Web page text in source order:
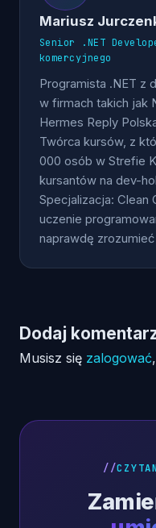
Mariusz
Senior .NET
komercyjnego
Programista .NET z
w firmach takich jak
Hermes Reply
Twórca kursów, z
000 osób w Strefie
kursantów na dev-
Specjalizacja: Clean
uczenie
naprawdę
Dodaj
Musisz się zalogować